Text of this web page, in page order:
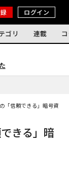
ログイン
ゴリ 連載
「信頼できる」暗号資産
きる」暗